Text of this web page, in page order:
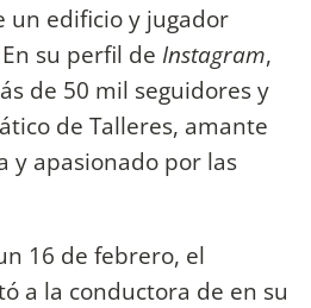
un edificio y jugador
su perfil de Instagram,
de 50 mil seguidores y
de Talleres, amante
y apasionado por las
16 de febrero, el
a la conductora de en su